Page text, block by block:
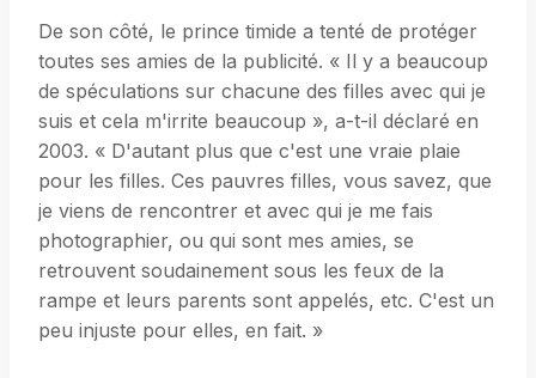
De son côté, le prince timide a tenté de protéger
toutes ses amies de la publicité. « Il y a beaucoup
de spéculations sur chacune des filles avec qui je
suis et cela m'irrite beaucoup », a-t-il déclaré en
2003. « D'autant plus que c'est une vraie plaie
pour les filles. Ces pauvres filles, vous savez, que
je viens de rencontrer et avec qui je me fais
photographier, ou qui sont mes amies, se
retrouvent soudainement sous les feux de la
rampe et leurs parents sont appelés, etc. C'est un
peu injuste pour elles, en fait. »